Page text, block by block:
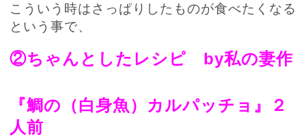
こういう時はさっぱりしたものが食べたくなる
という事で、
②ちゃんとしたレシピ by私の妻作
『鯛の（白身魚）カルパッチョ』２
人前